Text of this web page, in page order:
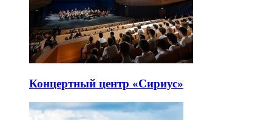
Концертный центр «Сириус»